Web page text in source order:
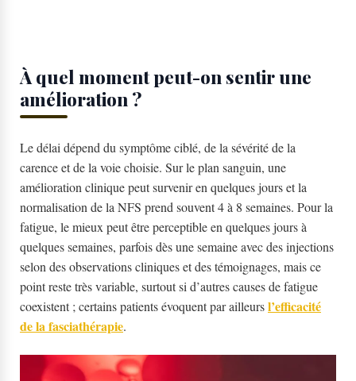
À quel moment peut-on sentir une
amélioration ?
Le délai dépend du symptôme ciblé, de la sévérité de la
carence et de la voie choisie. Sur le plan sanguin, une
amélioration clinique peut survenir en quelques jours et la
normalisation de la NFS prend souvent 4 à 8 semaines. Pour la
fatigue, le mieux peut être perceptible en quelques jours à
quelques semaines, parfois dès une semaine avec des injections
selon des observations cliniques et des témoignages, mais ce
point reste très variable, surtout si d’autres causes de fatigue
coexistent ; certains patients évoquent par ailleursl’efficacité
de la fasciathérapie.